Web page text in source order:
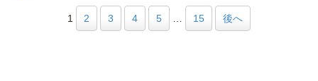
1 2 3 4 5 15 後へ